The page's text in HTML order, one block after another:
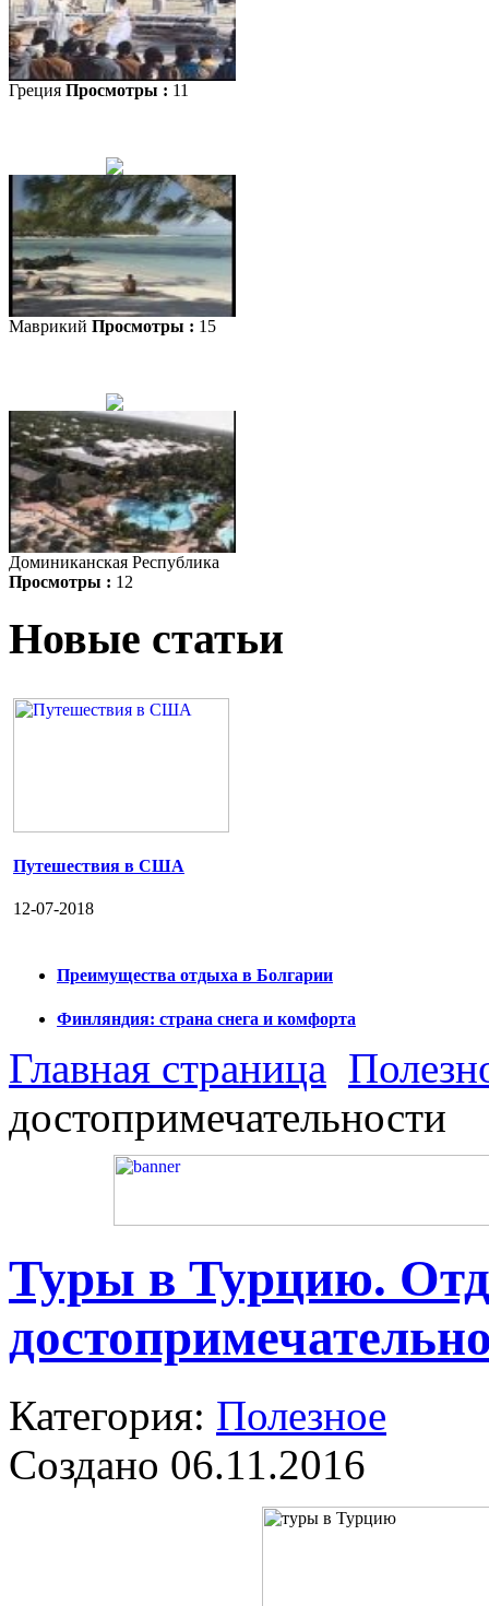
Греция Просмотры : 11
Маврикий Просмотры : 15
Доминиканская Республика
Просмотры : 12
Новые статьи
Путешествия в США
12-07-2018
Преимущества отдыха в Болгарии
Финляндия: страна снега и комфорта
Главная страница
достопримечательности
Туры в Турцию.
Категория: Полезное
Создано 06.11.2016